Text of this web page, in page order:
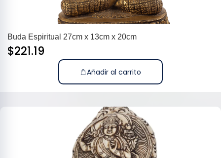
Buda Espiritual 27cm x 13cm x 20cm
$221.19
Añadir al carrito